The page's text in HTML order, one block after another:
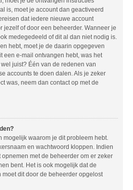
is, moet je account dan geactiveerd
dat iedere nieuwe account
jezelf of door een beheerder. Wanneer je
medegedeeld of dit al dan niet nodig is.
hebt, moet je de daarin opgegeven
een e-mail ontvangen hebt, was het
juist? Één van de redenen van
accounts te doen dalen. Als je zeker
was, neem dan contact op met de
mogelijk waarom je dit probleem hebt.
en wachtwoord kloppen. Indien
met de beheerder om er zeker
bent. Het is ook mogelijk dat de
moet dit door de beheerder opgelost